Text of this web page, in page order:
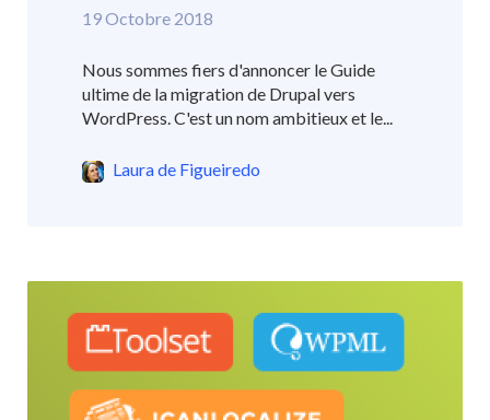
19 Octobre 2018
Nous sommes fiers d'annoncer le Guide
ultime de la migration de Drupal vers
WordPress. C'est un nom ambitieux et le...
Laura de Figueiredo